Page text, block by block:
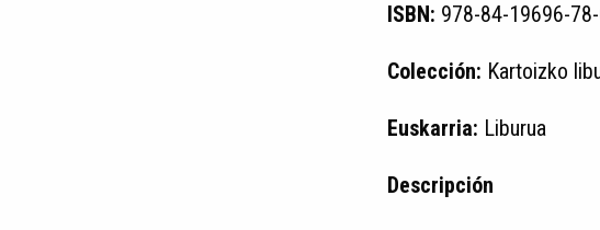
ISBN: 978-84-19696-
Colección: Kartoizko
Euskarria: Liburua
Descripción